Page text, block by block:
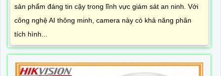
sản phẩm đáng tin cậy trong lĩnh vực giám sát an ninh. Với
công nghệ AI thông minh, camera này có khả năng phân
tích hình...